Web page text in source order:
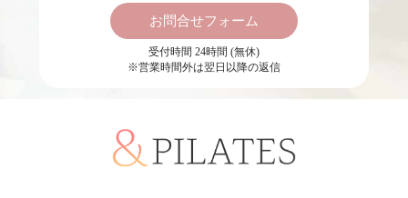
お問合せフォーム
受付時間 24時間 (無休)
※営業時間外は翌日以降の返信